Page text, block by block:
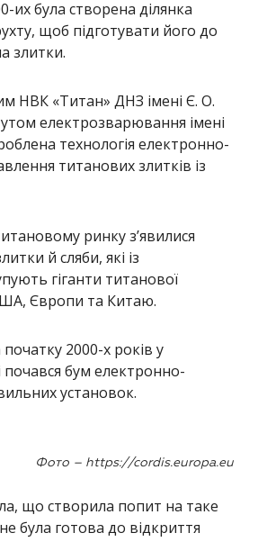
их була створена ділянка
щоб підготувати його до
злитки.
НВК «Титан» ДНЗ імені Є. О.
електрозварювання імені
технологія електронно-
титанових злитків із
ринку з’явилися
й сляби, які із
гіганти титанової
Європи та Китаю.
2000-х років у
почався бум електронно-
установок.
Фото – https://cordis.europa.eu
що створила попит на таке
була готова до відкриття